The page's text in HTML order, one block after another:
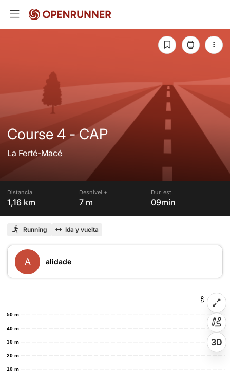
Course 4 - CAP
La Ferté-Macé
Distancia
1,16 km
Desnivel +
7 m
Dur. est.
09min
Running Ida y vuelta
A alidade
10 m
20 m
30 m
40 m
50 m
3D